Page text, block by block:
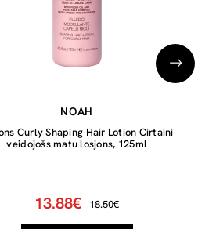
NOAH
Curly Shaping Hair Lotion Cirtaini
veidojošs matu losjons, 125ml
13.88€ 18.50€